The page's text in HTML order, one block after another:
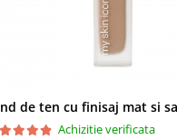
Achizitie verificata